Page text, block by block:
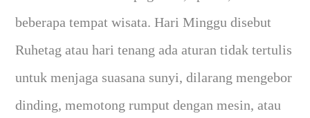
beberapa tempat wisata. Hari Minggu disebut
Ruhetag atau hari tenang ada aturan tidak tertulis
untuk menjaga suasana sunyi, dilarang mengebor
dinding, memotong rumput dengan mesin, atau